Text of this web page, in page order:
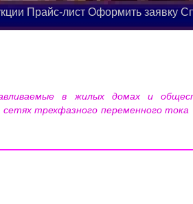
в жилых домах и
сетях трехфазного переменного
Прайс-лист Оформить заявку